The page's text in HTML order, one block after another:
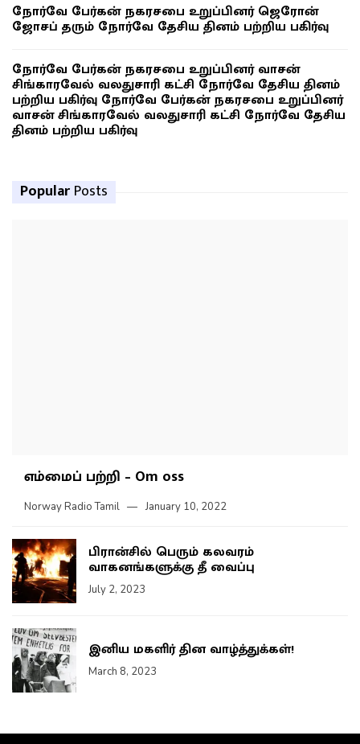
நோர்வே பேர்கன் நகரசபை உறுப்பினர் ஜெரோன்
ஜோசப் தரும் நோர்வே தேசிய தினம் பற்றிய பகிர்வு
நோர்வே பேர்கன் நகரசபை உறுப்பினர் வாசன்
சிங்காரவேல் வலதுசாரி கட்சி நோர்வே தேசிய தினம்
பற்றிய பகிர்வு நோர்வே பேர்கன் நகரசபை உறுப்பினர்
வாசன் சிங்காரவேல் வலதுசாரி கட்சி நோர்வே தேசிய
தினம் பற்றிய பகிர்வு
Popular Posts
எம்மைப் பற்றி – Om oss
Norway Radio Tamil January 10, 2022
பிரான்சில் பெரும் கலவரம்
வாகனங்களுக்கு தீ வைப்பு
July 2, 2023
இனிய மகளிர் தின வாழ்த்துக்கள்!
March 8, 2023